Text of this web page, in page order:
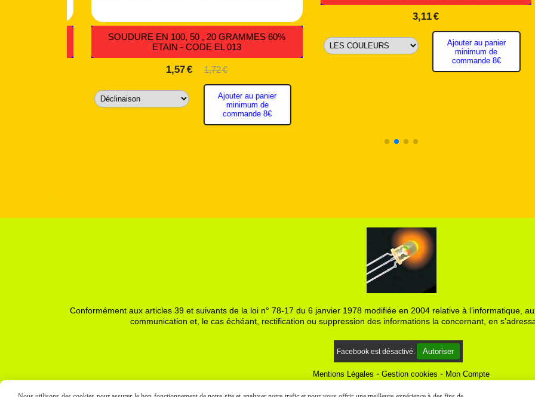
3,11
Ajouter au panier
minimum de
commande 8€
BOUTONS POUSSOIR EN 5 COULEURS,
MOMENTANÉS: - CODE BP 036
FER A SOUDER
Conformément aux articles 39 et suivants de la loi n° 78-17 du 6 janvier 1978 modifiée en 2004 relative à l’informatique,
communication et, le cas échéant, rectification ou suppression des informations la concernant, en
Facebook est désactivé. Autoriser
Mentions Légales Gestion cookies Mon Compte